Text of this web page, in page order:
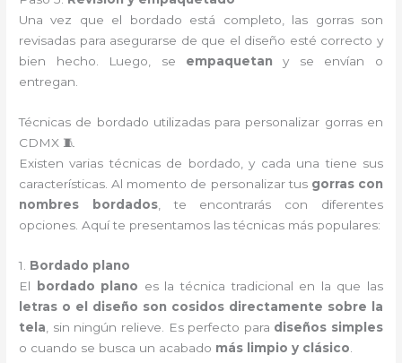
Una vez que el bordado está completo, las gorras son
revisadas para asegurarse de que el diseño esté correcto y
bien hecho. Luego, se empaquetan y se envían o
entregan.
Técnicas de bordado utilizadas para personalizar gorras en
CDMX 🧵
Existen varias técnicas de bordado, y cada una tiene sus
características. Al momento de personalizar tus gorras con
nombres bordados, te encontrarás con diferentes
opciones. Aquí te presentamos las técnicas más populares:
1. Bordado plano
El
bordado plano es la técnica tradicional en la que las
letras o el diseño son cosidos directamente sobre la
tela , sin ningún relieve. Es perfecto para diseños simples
o cuando se busca un acabado más limpio y clásico